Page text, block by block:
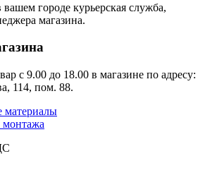
городе курьерская служба,
магазина.
с 9.00 до 18.00 в магазине по адресу:
114, пом. 88.
материалы
монтажа